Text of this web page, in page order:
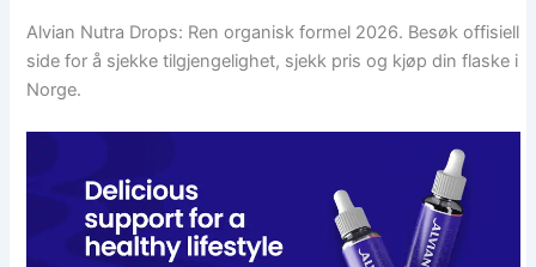
Alvian Nutra Drops: Ren organisk formel 2026. Besøk offisiell
side for å sjekke tilgjengelighet, sjekk pris og kjøp din flaske i
Norge.